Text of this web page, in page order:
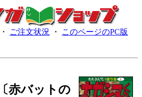
・ ご注文状況 ・ このページのPC版
赤バットの